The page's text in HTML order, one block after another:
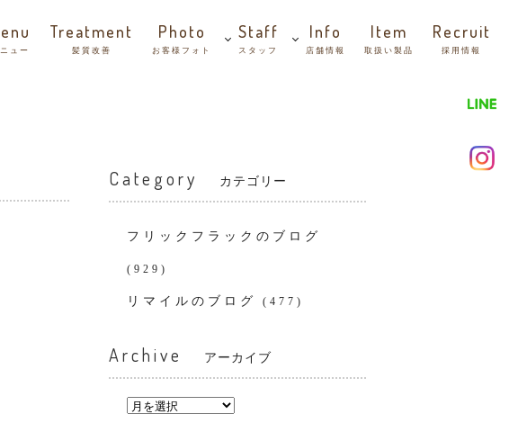
ュー
Treatment
髪質改善
Photo
お客様フォト
Staff
スタッフ
Info
店舗情報
Item
取扱い製品
Recruit
採用情報
Category カテゴリー
フリックフラックのブログ
(929)
リマイルのブログ (477)
Archive アーカイブ